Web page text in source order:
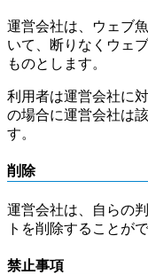
運営会社は、ウェブ
いて、断りなくウェ
ものとします。
利用者は運営会社に
の場合に運営会社は
す。
削除
運営会社は、自らの
トを削除することが
禁止事項